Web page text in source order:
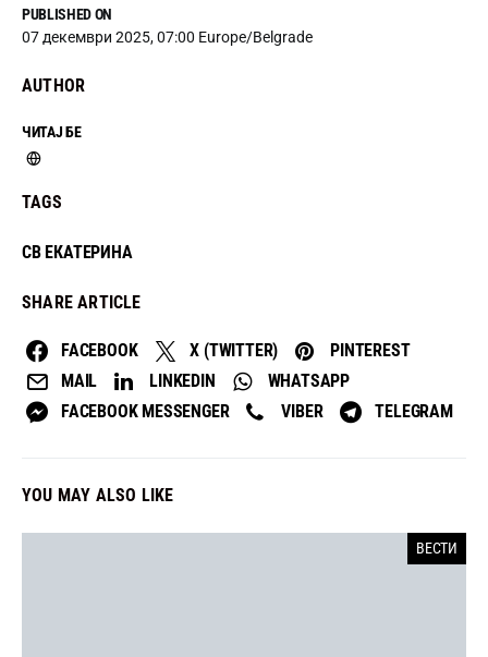
PUBLISHED ON
07 декември 2025, 07:00 Europe/Belgrade
AUTHOR
ЧИТАЈ БЕ
TAGS
СВ ЕКАТЕРИНА
SHARE ARTICLE
FACEBOOK X (TWITTER)
PINTEREST
MAIL
LINKEDIN
WHATSAPP
FACEBOOK MESSENGER
VIBER TELEGRAM
YOU MAY ALSO LIKE
ВЕСТИ